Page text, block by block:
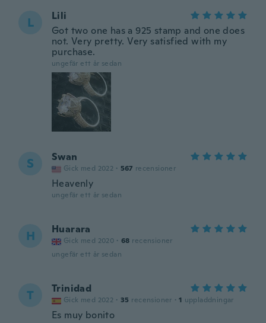
L
Lili
Got two one has a 925 stamp and one does
not. Very pretty. Very satisfied with my
purchase.
ungefär ett år sedan
S Swan
Gick med 2022 · 567 recensioner
Heavenly
ungefär ett år sedan
H Huarara
Gick med 2020 · 68 recensioner
ungefär ett år sedan
T Trinidad
Gick med 2022 · 35 recensioner · 1 uppladdningar
Es muy bonito